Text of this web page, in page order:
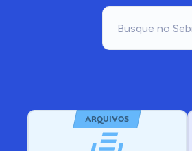
ARQUIVOS